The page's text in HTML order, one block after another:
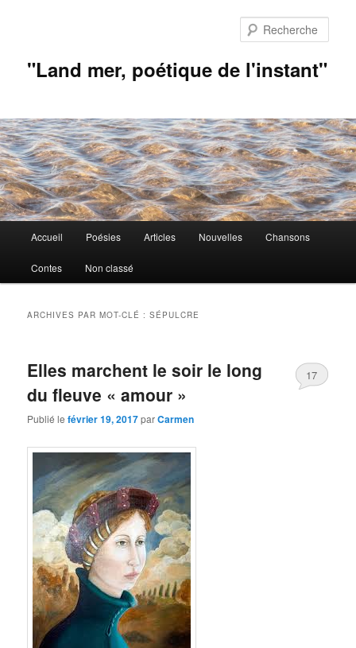
"Land mer, poétique de l'instant"
principal
Accueil Poésies Articles Nouvelles Chansons
Contes Non classé
ARCHIVES PAR MOT-CLÉ :SÉPULCRE
Elles marchent le soir le long
du fleuve « amour »
Publié lefévrier 19, 2017parCarmen
17